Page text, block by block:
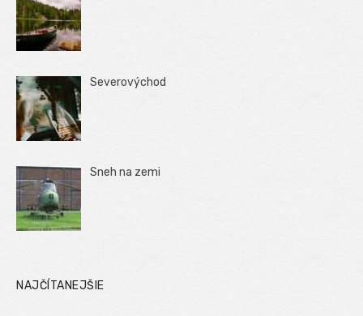
Severovýchod
Sneh na zemi
NAJČÍTANEJŠIE